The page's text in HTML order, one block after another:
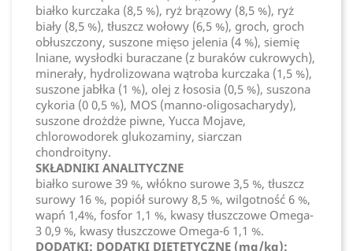
białko kurczaka (8,5 %), ryż brązowy (8,5 %), ryż
biały (8,5 %), tłuszcz wołowy (6,5 %), groch, groch
obłuszczony, suszone mięso jelenia (4 %), siemię
lniane, wysłodki buraczane (z buraków cukrowych),
minerały, hydrolizowana wątroba kurczaka (1,5 %),
suszone jabłka (1 %), olej z łososia (0,5 %), suszona
cykoria (0 0,5 %), MOS (manno-oligosacharydy),
suszone drożdże piwne, Yucca Mojave,
chlorowodorek glukozaminy, siarczan
chondroityny.
SKŁADNIKI ANALITYCZNE
białko surowe 39 %, włókno surowe 3,5 %, tłuszcz
surowy 16 %, popiół surowy 8,5 %, wilgotność 6 %,
wapń 1,4%, fosfor 1,1 %, kwasy tłuszczowe Omega-
3 0,9 %, kwasy tłuszczowe Omega-6 1,1 %.
DODATKI: DODATKI DIETETYCZNE (mg/kg):